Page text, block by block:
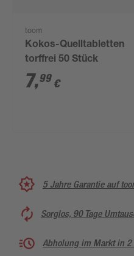
toom
Kokos-Quelltabletten
torffrei 50 Stück
7,99 €
5 Jahre Garantie auf
Sorglos, 90 Tage
Abholung im Markt in 2